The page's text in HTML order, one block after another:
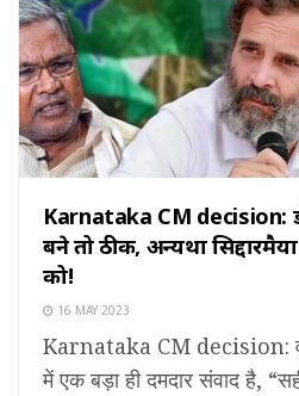
Karnataka CM decision:
बने तो ठीक, अन्यथा
को!
16 MAY 2023
Karnataka CM decision:
में एक बड़ा ही दमदार संवाद है,